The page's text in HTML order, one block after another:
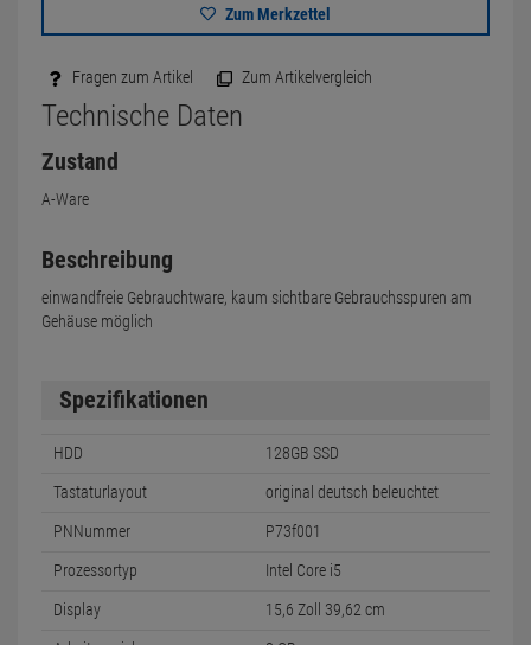
Zum Merkzettel
Fragen zum Artikel Zum Artikelvergleich
Technische Daten
Zustand
A-Ware
Beschreibung
einwandfreie Gebrauchtware, kaum sichtbare Gebrauchsspuren am
Gehäuse möglich
Spezifikationen
HDD 128GB SSD
Tastaturlayout original deutsch beleuchtet
PNNummer P73f001
Prozessortyp Intel Core i5
Display 15,6 Zoll 39,62 cm